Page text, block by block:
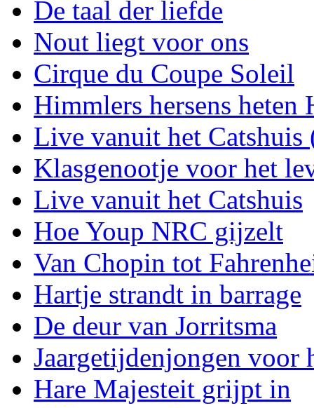
De taal der liefde
Nout liegt voor ons
Cirque du Coupe Soleil
Himmlers hersens heten
Live vanuit het Catshuis
Klasgenootje voor het
Live vanuit het Catshuis
Hoe Youp NRC gijzelt
Van Chopin tot
Hartje strandt in barrage
De deur van Jorritsma
Jaargetijdenjongen voor
Hare Majesteit grijpt in